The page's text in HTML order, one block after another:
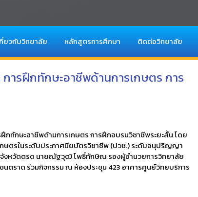
ยวกับวิทยาลัย หลักสูตรการศึกษา ติดต่อวิทยาลัย
ารฝึกทักษะอาชีพด้านการเกษตร การ
ทักษะอาชีพด้านการเกษตร การฝึกอบรมวิชาชีพระยะสั้น โดย
กษตรในระดับประกาศนียบัตรวิชาชีพ (ปวช.) ระดับอนุปริญญา
จังหวัดตรด นายณัฐวุฒิ โพธิ์ทักษิณ รองผู้อำนวยการวิทยาลัย
นตราด ร่วมกิจกรรม ณ ห้องประชุม 423 อาคารศูนย์วิทยบริการ